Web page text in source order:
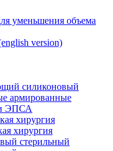
уменьшения объема
version)
силиконовый
армированные
ЭПСА
хирургия
хирургия
стерильный